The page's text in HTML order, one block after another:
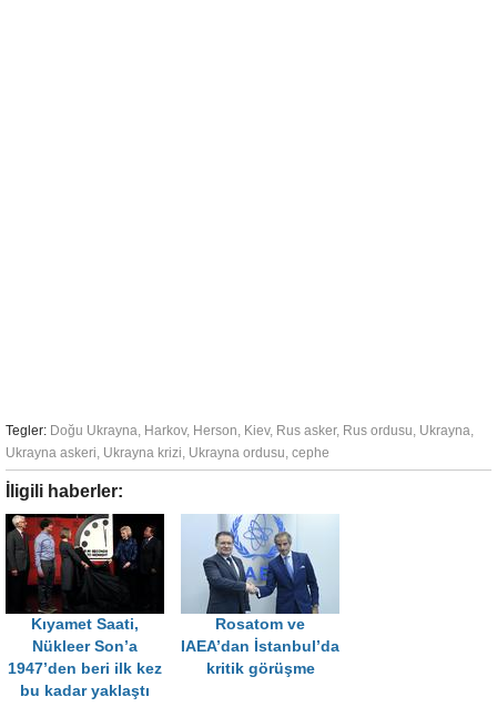
Tegler: Doğu Ukrayna, Harkov, Herson, Kiev, Rus asker, Rus ordusu, Ukrayna,
Ukrayna askeri, Ukrayna krizi, Ukrayna ordusu, cephe
İligili haberler:
Kıyamet Saati,
Nükleer Son’a
1947’den beri ilk kez
bu kadar yaklaştı
Rosatom ve
IAEA’dan İstanbul’da
kritik görüşme